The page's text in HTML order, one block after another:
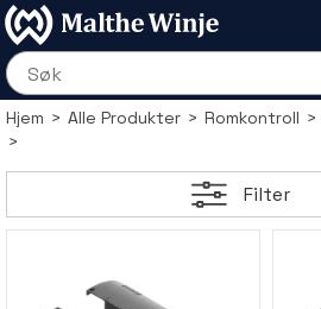
Hjem>Alle Produkter>Romkontroll
>
Filter